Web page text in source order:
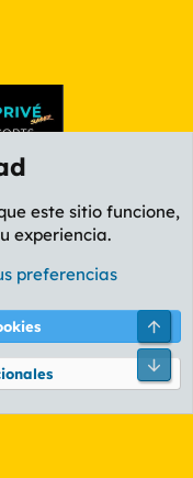
de privacidad Ayuda
Ltd.
este sitio funcione,
experiencia.
preferencias
Pie